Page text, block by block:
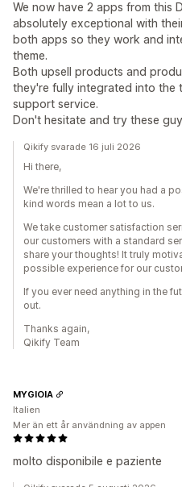
We now have 2 apps from this
absolutely exceptional with
both apps so they work and
theme.
Both upsell products and
they're fully integrated into the
support service.
Don't hesitate and try these
Qikify svarade 16 juli 2026
Hi there,
We're thrilled to hear you had a
kind words mean a lot to us.
We take customer satisfaction
our customers with a standard
share your thoughts! It truly
possible experience for our
If you ever need anything in the
out.
Thanks again,
Qikify Team
molto disponibile e paziente
MYGIOIA
Italien
Mer än ett år användning av appen